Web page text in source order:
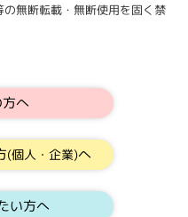
無断転載・無断使用を固く禁
へ
(個人・企業)へ
い方へ